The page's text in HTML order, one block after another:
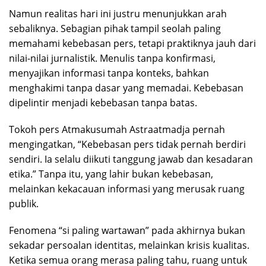
Namun realitas hari ini justru menunjukkan arah
sebaliknya. Sebagian pihak tampil seolah paling
memahami kebebasan pers, tetapi praktiknya jauh dari
nilai-nilai jurnalistik. Menulis tanpa konfirmasi,
menyajikan informasi tanpa konteks, bahkan
menghakimi tanpa dasar yang memadai. Kebebasan
dipelintir menjadi kebebasan tanpa batas.
Tokoh pers Atmakusumah Astraatmadja pernah
mengingatkan, “Kebebasan pers tidak pernah berdiri
sendiri. Ia selalu diikuti tanggung jawab dan kesadaran
etika.” Tanpa itu, yang lahir bukan kebebasan,
melainkan kekacauan informasi yang merusak ruang
publik.
Fenomena “si paling wartawan” pada akhirnya bukan
sekadar persoalan identitas, melainkan krisis kualitas.
Ketika semua orang merasa paling tahu, ruang untuk